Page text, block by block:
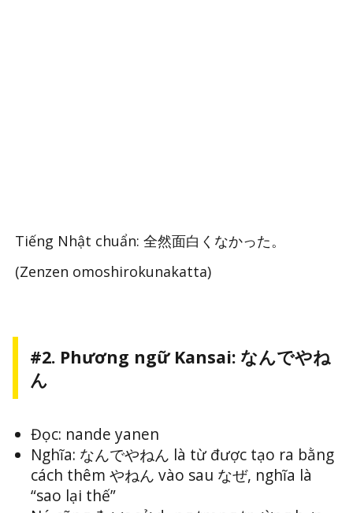
Tiếng Nhật chuẩn: 全然面白くなかった。
(Zenzen omoshirokunakatta)
#2. Phương ngữ Kansai: なんでやね
ん
Đọc: nande yanen
Nghĩa: なんでやねん là từ được tạo ra bằng
cách thêm やねん vào sau なぜ, nghĩa là
“sao lại thế”